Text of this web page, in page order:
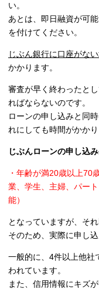
い。
あとは、即日融資が可
を付けてください。
じぶん銀行に口座がな
かかります。
審査が早く終わったと
ればならないのです。
ローンの申し込みと同
れにしても時間がかかり
じぶんローンの申し込
・年齢が満20歳以上70
業、学生、主婦、パー
能）
となっていますが、そ
そのため、実際に申し
一般的に、 4件以上他社
われています。
また、信用情報にキズ